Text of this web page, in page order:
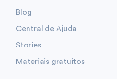
Blog
Central de Ajuda
Stories
Materiais gratuitos